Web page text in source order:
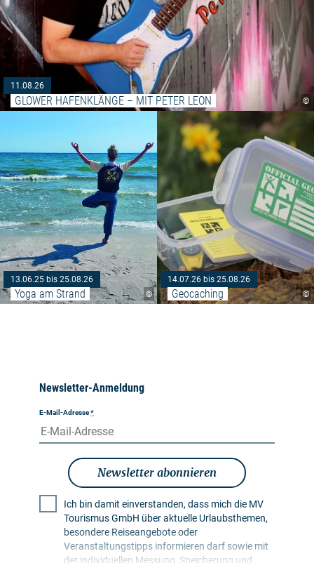
©
11.08.26
GLOWER HAFENKLÄNGE – MIT PETER LEON
©
13.06.25 bis 25.08.26
Yoga am Strand
Weiterlesen: "Yoga am Strand"
©
14.07.26 bis 25.08.26
Geocaching
Newsletter-Anmeldung
E-Mail-Adresse*
Newsletter abonnieren
Ich bin damit einverstanden, dass mich die MV
Tourismus GmbH über aktuelle Urlaubsthemen,
besondere Reiseangebote oder
Veranstaltungstipps informieren darf sowie mit
der individuellen Messung, Speicherung und